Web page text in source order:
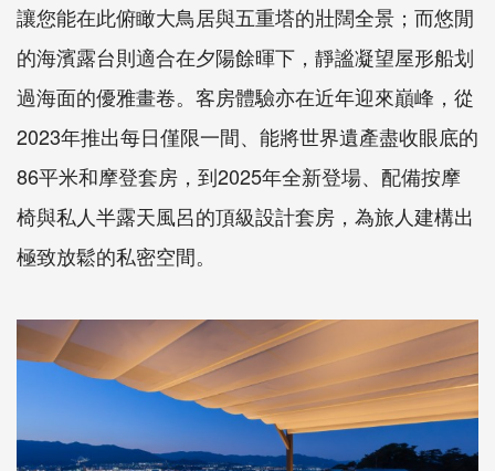
讓您能在此俯瞰大鳥居與五重塔的壯闊全景；而悠閒
的海濱露台則適合在夕陽餘暉下，靜謐凝望屋形船划
過海面的優雅畫卷。客房體驗亦在近年迎來巔峰，從
2023年推出每日僅限一間、能將世界遺產盡收眼底的
86平米和摩登套房，到2025年全新登場、配備按摩
椅與私人半露天風呂的頂級設計套房，為旅人建構出
極致放鬆的私密空間。